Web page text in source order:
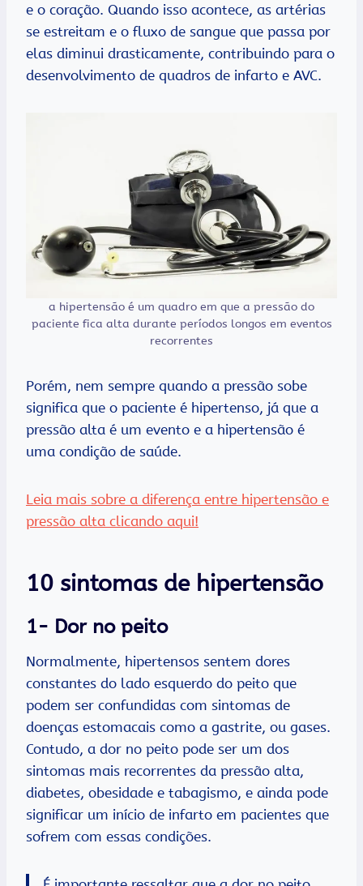
e o coração. Quando isso acontece, as artérias
se estreitam e o fluxo de sangue que passa por
elas diminui drasticamente, contribuindo para o
desenvolvimento de quadros de infarto e AVC.
a hipertensão é um quadro em que a pressão do
paciente fica alta durante períodos longos em eventos
recorrentes
Porém, nem sempre quando a pressão sobe
significa que o paciente é hipertenso, já que a
pressão alta é um evento e a hipertensão é
uma condição de saúde.
Leia mais sobre a diferença entre hipertensão e
pressão alta clicando aqui!
10 sintomas de hipertensão
1- Dor no peito
Normalmente, hipertensos sentem dores
constantes do lado esquerdo do peito que
podem ser confundidas com sintomas de
doenças estomacais como a gastrite, ou gases.
Contudo, a dor no peito pode ser um dos
sintomas mais recorrentes da pressão alta,
diabetes, obesidade e tabagismo, e ainda pode
significar um início de infarto em pacientes que
sofrem com essas condições.